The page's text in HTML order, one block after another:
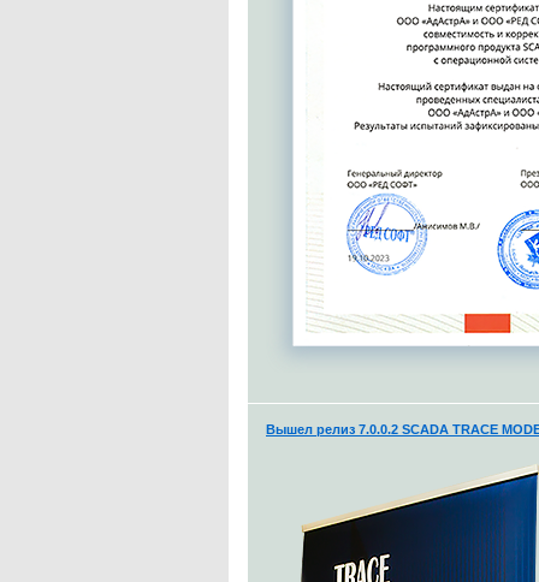
Вышел релиз 7.0.0.2 SCADA TRACE